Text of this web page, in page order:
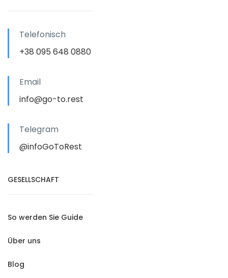
Telefonisch
+38 095 648 0880
Email
info@go-to.rest
Telegram
@infoGoToRest
GESELLSCHAFT
So werden Sie Guide
Über uns
Blog